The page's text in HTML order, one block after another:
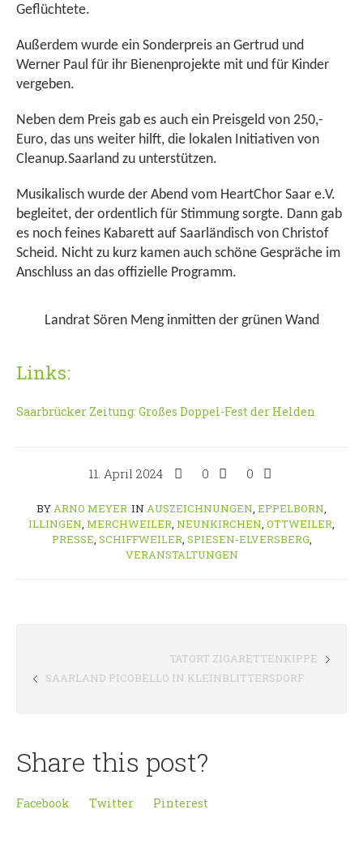
Geflüchtete.
Außerdem wurde ein Sonderpreis an Gertrud und
Werner Paul für ihr Bienenprojekte mit und für Kinder
vergeben.
Neben dem Preis gab es auch ein Preisgeld von 250,-
Euro, das uns weiter hilft, die lokalen Initiativen von
Cleanup.Saarland zu unterstützen.
Musikalisch wurde der Abend vom HeartChor Saar e.V.
begleitet, der ordentlich für Stimmung sorgte. Dann gab
es noch feines Kabarett auf Saarländisch von Christof
Scheid. Nicht zu kurz kamen auch schöne Gespräche im
Anschluss an das offizielle Programm.
Landrat Sören Meng inmitten der grünen Wand
Links:
Saarbrücker Zeitung: Großes Doppel-Fest der Helden
11. April 2024 0 0
BYARNO MEYER IN AUSZEICHNUNGEN, EPPELBORN,
ILLINGEN, MERCHWEILER, NEUNKIRCHEN, OTTWEILER,
PRESSE, SCHIFFWEILER, SPIESEN-ELVERSBERG,
VERANSTALTUNGEN
TATORT ZIGARETTENKIPPE
SAARLAND PICOBELLO IN KLEINBLITTERSDORF
Share this post?
Facebook Twitter Pinterest